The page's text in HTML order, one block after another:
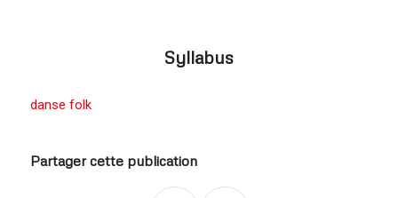
Syllabus
danse folk
Partager cette publication